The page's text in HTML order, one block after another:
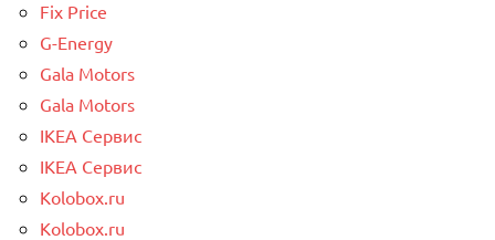
Fix Price
G-Energy
Gala Motors
Gala Motors
IKEA Сервис
IKEA Сервис
Kolobox.ru
Kolobox.ru